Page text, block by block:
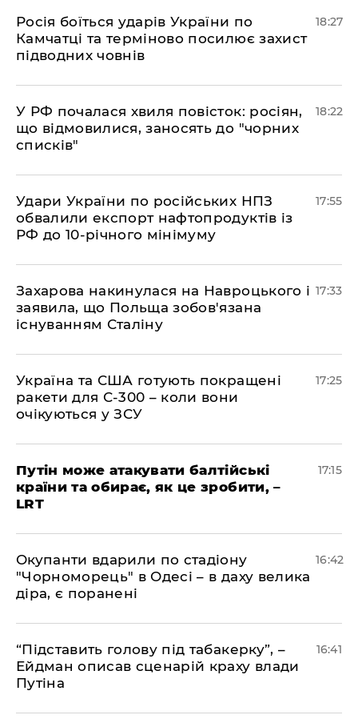
​Росія боїться ударів України по
Камчатці та терміново посилює захист
підводних човнів
18:27
​У РФ почалася хвиля повісток: росіян,
що відмовилися, заносять до "чорних
списків"
18:22
​Удари України по російських НПЗ
обвалили експорт нафтопродуктів із
РФ до 10-річного мінімуму
17:55
​Захарова накинулася на Навроцького і
заявила, що Польща зобов'язана
існуванням Сталіну
17:33
​Україна та США готують покращені
ракети для С-300 – коли вони
очікуються у ЗСУ
17:25
​Путін може атакувати балтійські
країни та обирає, як це зробити, –
LRT
17:15
​Окупанти вдарили по стадіону
"Чорноморець" в Одесі – в даху велика
діра, є поранені
16:42
​“Підставить голову під табакерку”, –
Ейдман описав сценарій краху влади
Путіна
16:41